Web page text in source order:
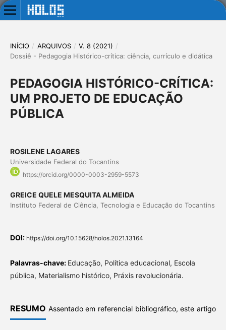
INÍCIO / ARQUIVOS / V. 8 (2021) /
Dossiê - Pedagogia Histórico-crítica: ciência, currículo e didática
PEDAGOGIA HISTÓRICO-CRÍTICA:
UM PROJETO DE EDUCAÇÃO
PÚBLICA
ROSILENE LAGARES
Universidade Federal do Tocantins
https://orcid.org/0000-0003-2959-5573
GREICE QUELE MESQUITA ALMEIDA
Instituto Federal de Ciência, Tecnologia e Educação do Tocantins
DOI: https://doi.org/10.15628/holos.2021.13164
Palavras-chave: Educação, Política educacional, Escola
pública, Materialismo histórico, Práxis revolucionária.
RESUMO Assentado em referencial bibliográfico, este artigo